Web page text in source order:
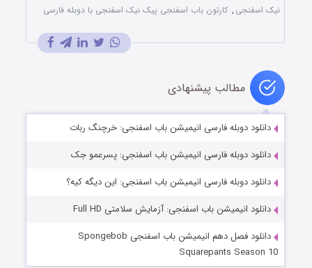
نیک اسفنجی , کارتون باب اسفنجی پیک نیک اسفنجی با دوبله فارسی
مطالب پیشنهادی
دانلود دوبله فارسی انیمیشن باب اسفنجی: خرچنگ ربات
دانلود دوبله فارسی انیمیشن باب اسفنجی: پسرعمو جک
دانلود دوبله فارسی انیمیشن باب اسفنجی: این دیگه کیه؟
دانلود انیمیشن باب اسفنجی: آزمایش سلامتی Full HD
دانلود فصل دهم انیمیشن باب اسفنجی Spongebob
Squarepants Season 10